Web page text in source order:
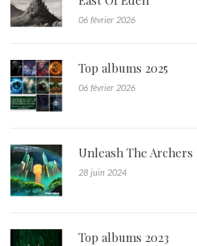
06 février 2026
Top albums 2025
06 février 2026
Unleash The Archers
28 juin 2024
Top albums 2023